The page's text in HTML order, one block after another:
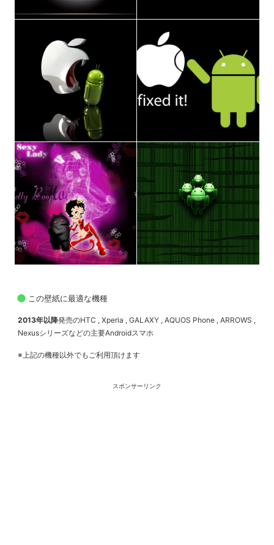
この壁紙に最適な機種
2013年以降発売のHTC , Xperia , GALAXY , AQUOS Phone , ARROWS ,
Nexusシリーズなどの主要Androidスマホ
※上記の機種以外でもご利用頂けます
スポンサーリンク